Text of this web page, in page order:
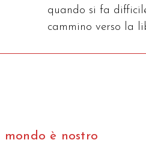
quando si fa
cammino verso la
mondo è nostro